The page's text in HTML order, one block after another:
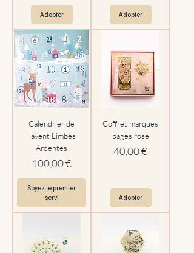
Adopter Adopter
Calendrier de
l'avent Limbes
Ardentes
Prix
100,00 €
Soyez le premier
servi
Coffret marques
pages rose
Prix
40,00 €
Adopter